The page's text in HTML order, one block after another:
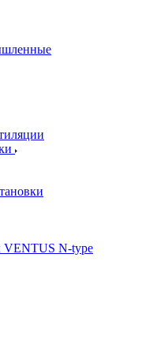
VENTUS N-type